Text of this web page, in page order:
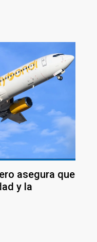
asegura que
y la